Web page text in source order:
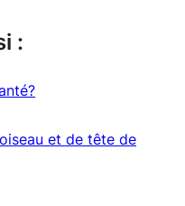
:
et de tête de